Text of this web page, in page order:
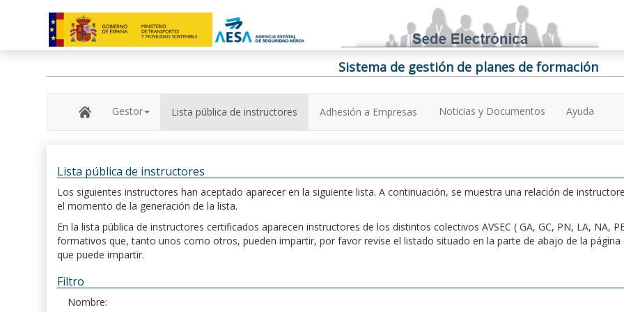
Sistema de gestión de planes de formación
Gestor Lista pública de instructores Adhesión a Empresas Noticias y Documentos Ayuda
Lista pública de instructores
Los siguientes instructores han aceptado aparecer en la siguiente lista. A continuación, se muestra una relación de
el momento de la generación de la lista.
En la lista pública de instructores certificados aparecen instructores de los distintos colectivos AVSEC ( GA, GC, PN, LA, NA,
formativos que, tanto unos como otros, pueden impartir, por favor revise el listado situado en la parte de abajo de la
que puede impartir.
Filtro
Nombre: